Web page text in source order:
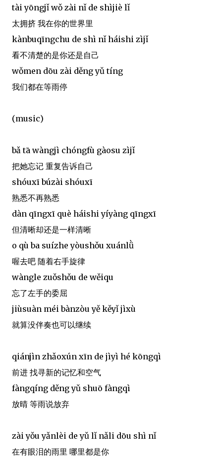
tài yōngjǐ wǒ zài nǐ de shìjiè lǐ
太拥挤 我在你的世界里
kànbuqīngchu de shì nǐ háishi zìjǐ
看不清楚的是你还是自己
wǒmen dōu zài děng yǔ tíng
我们都在等雨停
(music)
bǎ tā wàngjì chóngfù gàosu zìjǐ
把她忘记 重复告诉自己
shóuxī búzài shóuxī
熟悉不再熟悉
dàn qīngxī què háishi yíyàng qīngxī
但清晰却还是一样清晰
o qù ba suízhe yòushǒu xuánlǜ
喔去吧 随着右手旋律
wàngle zuǒshǒu de wěiqu
忘了左手的委屈
jiùsuàn méi bànzòu yě kěyǐ jìxù
就算没伴奏也可以继续
qiánjìn zhǎoxún xīn de jìyì hé kōngqì
前进 找寻新的记忆和空气
fàngqíng děng yǔ shuō fàngqì
放晴 等雨说放弃
zài yǒu yǎnlèi de yǔ lǐ nǎli dōu shì nǐ
在有眼泪的雨里 哪里都是你